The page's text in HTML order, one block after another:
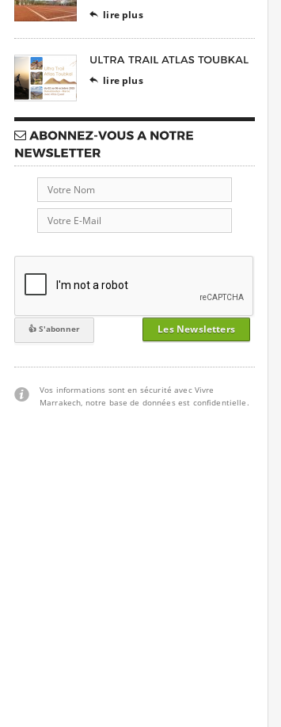
 lire plus
 lire plus
Les Newsletters
Vos informations sont en sécurité avec Vivre
Marrakech, notre base de données est confidentielle.